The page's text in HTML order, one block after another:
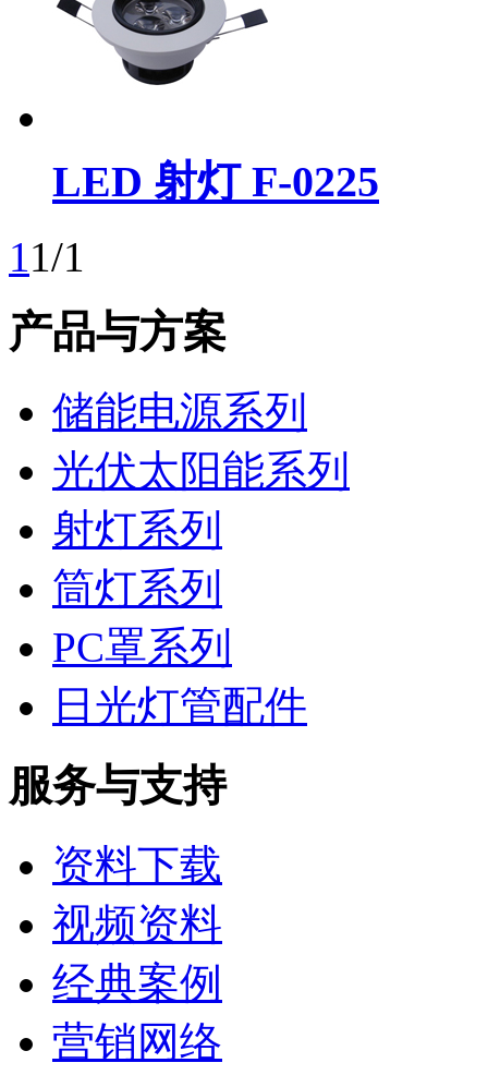
LED 射灯 F-0225
11/1
产品与方案
储能电源系列
光伏太阳能系列
射灯系列
筒灯系列
PC罩系列
日光灯管配件
服务与支持
资料下载
视频资料
经典案例
营销网络